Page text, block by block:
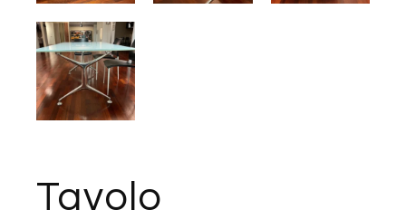
Tavolo